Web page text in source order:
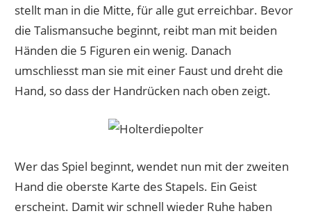
stellt man in die Mitte, für alle gut erreichbar. Bevor
die Talismansuche beginnt, reibt man mit beiden
Händen die 5 Figuren ein wenig. Danach
umschliesst man sie mit einer Faust und dreht die
Hand, so dass der Handrücken nach oben zeigt.
Wer das Spiel beginnt, wendet nun mit der zweiten
Hand die oberste Karte des Stapels. Ein Geist
erscheint. Damit wir schnell wieder Ruhe haben